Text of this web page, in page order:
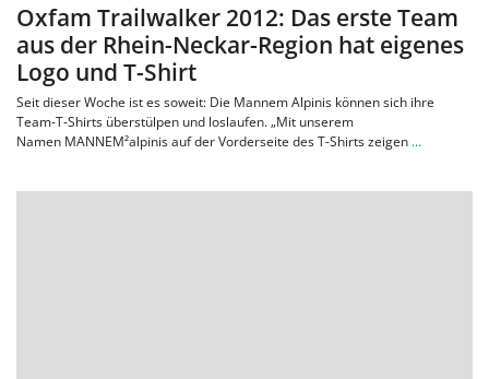
Oxfam Trailwalker 2012: Das erste Team
aus der Rhein-Neckar-Region hat eigenes
Logo und T-Shirt
Seit dieser Woche ist es soweit: Die Mannem Alpinis können sich ihre
Team-T-Shirts überstülpen und loslaufen. „Mit unserem
Namen MANNEM²alpinis auf der Vorderseite des T-Shirts zeigen …